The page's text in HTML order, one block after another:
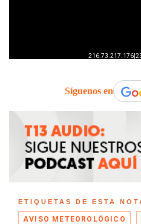
Síguenos en
ETIQUETAS DE ESTA
AVISO METEOROLÓGICO